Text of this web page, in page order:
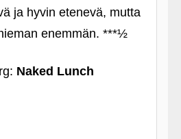
ja hyvin etenevä, mutta
enemmän. ***½
Naked Lunch